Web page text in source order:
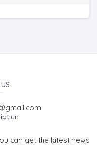
can get the latest news